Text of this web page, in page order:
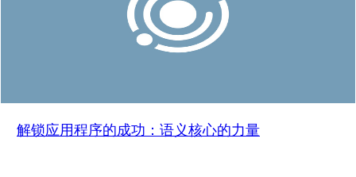
解锁应用程序的成功：语义核心的力量